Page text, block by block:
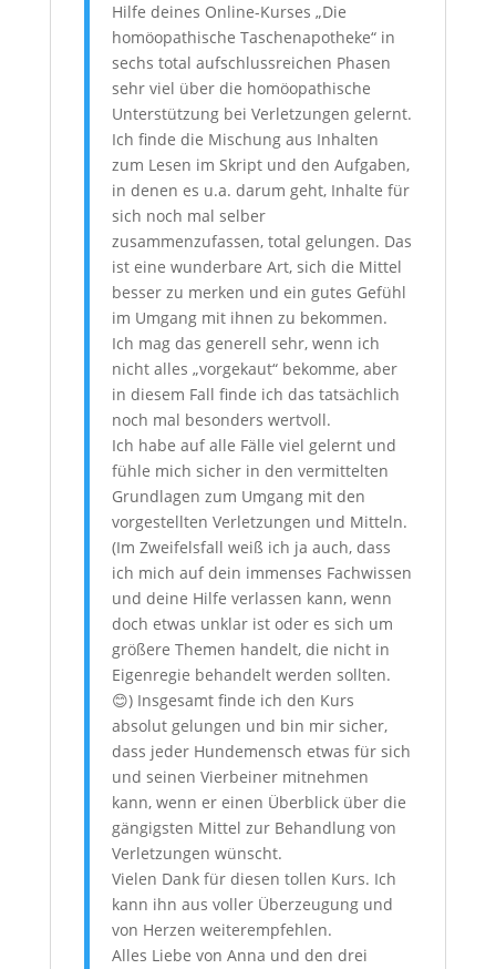
Hilfe deines Online-Kurses „Die
homöopathische Taschenapotheke“ in
sechs total aufschlussreichen Phasen
sehr viel über die homöopathische
Unterstützung bei Verletzungen gelernt.
Ich finde die Mischung aus Inhalten
zum Lesen im Skript und den Aufgaben,
in denen es u.a. darum geht, Inhalte für
sich noch mal selber
zusammenzufassen, total gelungen. Das
ist eine wunderbare Art, sich die Mittel
besser zu merken und ein gutes Gefühl
im Umgang mit ihnen zu bekommen.
Ich mag das generell sehr, wenn ich
nicht alles „vorgekaut“ bekomme, aber
in diesem Fall finde ich das tatsächlich
noch mal besonders wertvoll.
Ich habe auf alle Fälle viel gelernt und
fühle mich sicher in den vermittelten
Grundlagen zum Umgang mit den
vorgestellten Verletzungen und Mitteln.
(Im Zweifelsfall weiß ich ja auch, dass
ich mich auf dein immenses Fachwissen
und deine Hilfe verlassen kann, wenn
doch etwas unklar ist oder es sich um
größere Themen handelt, die nicht in
Eigenregie behandelt werden sollten.
😊) Insgesamt finde ich den Kurs
absolut gelungen und bin mir sicher,
dass jeder Hundemensch etwas für sich
und seinen Vierbeiner mitnehmen
kann, wenn er einen Überblick über die
gängigsten Mittel zur Behandlung von
Verletzungen wünscht.
Vielen Dank für diesen tollen Kurs. Ich
kann ihn aus voller Überzeugung und
von Herzen weiterempfehlen.
Alles Liebe von Anna und den drei